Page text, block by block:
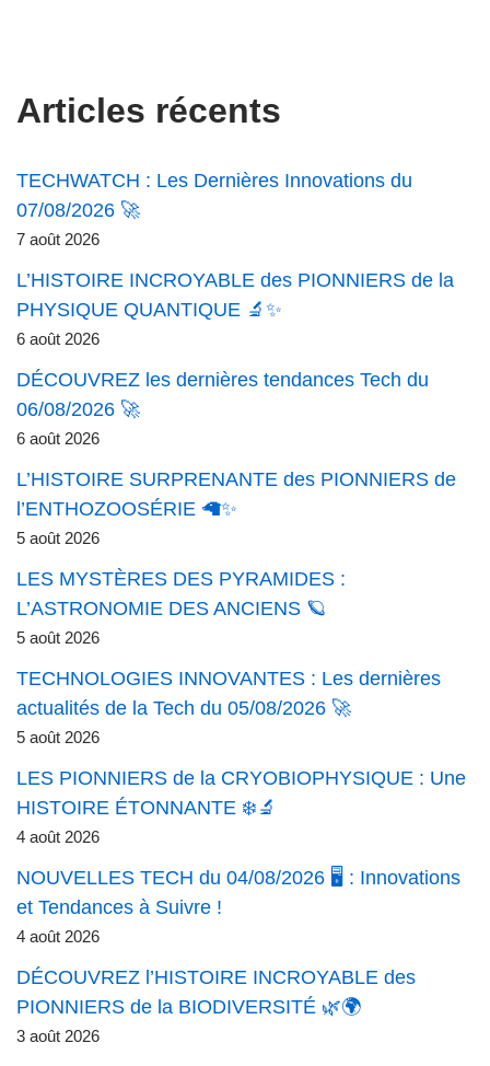
Articles récents
TECHWATCH : Les Dernières Innovations du
07/08/2026 🚀
7 août 2026
L’HISTOIRE INCROYABLE des PIONNIERS de la
PHYSIQUE QUANTIQUE 🔬✨
6 août 2026
DÉCOUVREZ les dernières tendances Tech du
06/08/2026 🚀
6 août 2026
L’HISTOIRE SURPRENANTE des PIONNIERS de
l’ENTHOZOOSÉRIE 🦙✨
5 août 2026
LES MYSTÈRES DES PYRAMIDES :
L’ASTRONOMIE DES ANCIENS 🪐
5 août 2026
TECHNOLOGIES INNOVANTES : Les dernières
actualités de la Tech du 05/08/2026 🚀
5 août 2026
LES PIONNIERS de la CRYOBIOPHYSIQUE : Une
HISTOIRE ÉTONNANTE ❄️🔬
4 août 2026
NOUVELLES TECH du 04/08/2026 🖥️ : Innovations
et Tendances à Suivre !
4 août 2026
DÉCOUVREZ l’HISTOIRE INCROYABLE des
PIONNIERS de la BIODIVERSITÉ 🌿🌍
3 août 2026